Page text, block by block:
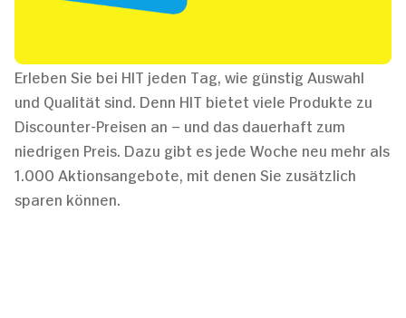
Erleben Sie bei HIT jeden Tag, wie günstig Auswahl
und Qualität sind. Denn HIT bietet viele Produkte zu
Discounter-Preisen an – und das dauerhaft zum
niedrigen Preis. Dazu gibt es jede Woche neu mehr als
1.000 Aktionsangebote, mit denen Sie zusätzlich
sparen können.